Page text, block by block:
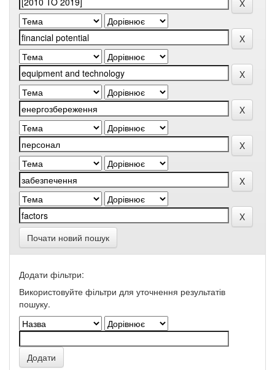
Почати новий пошук
Додати фільтри:
Використовуйте фільтри для уточнення результатів
пошуку.